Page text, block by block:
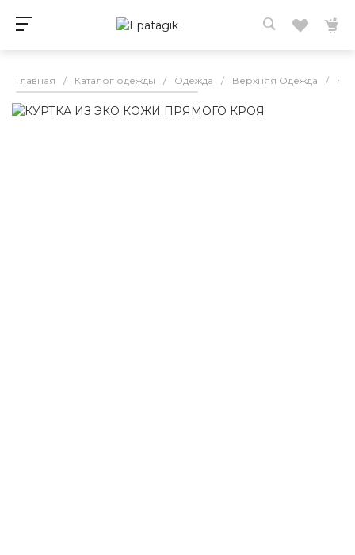
Главная / Каталог одежды / Одежда / Верхняя Одежда /